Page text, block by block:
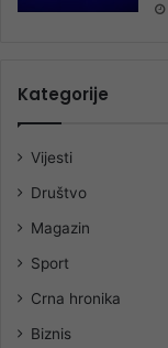
Kategorije
Vijesti
Društvo
Magazin
Sport
Crna hronika
Biznis